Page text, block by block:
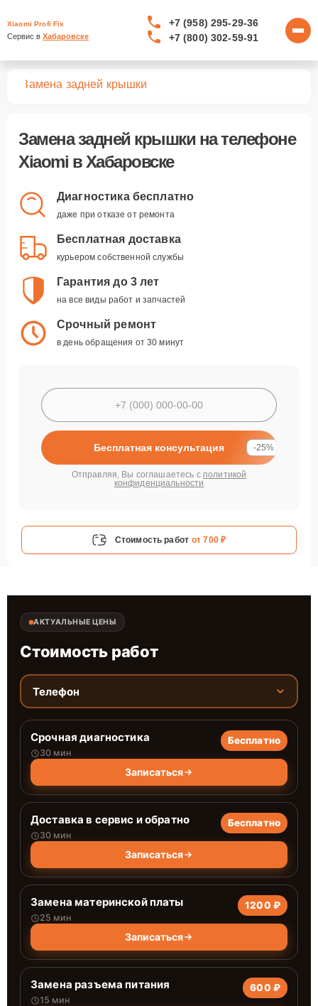
Xiaomi Profi Fix
Сервис в Хабаровске
+7 (958) 295-29-36
+7 (800) 302-59-91
Замена задней крышки
Замена задней крышки на телефоне
Xiaomi в Хабаровске
Диагностика бесплатно
даже при отказе от ремонта
Бесплатная доставка
курьером собственной службы
Гарантия до 3 лет
на все виды работ и запчастей
Срочный ремонт
в день обращения от 30 минут
Бесплатная консультация -25%
Отправляя, Вы соглашаетесь с политикой
конфиденциальности
Стоимость работ от 700 ₽
АКТУАЛЬНЫЕ ЦЕНЫ
Стоимость работ
Телефон
Срочная диагностика
30 мин
Бесплатно
Записаться
Доставка в сервис и обратно
30 мин
Бесплатно
Записаться
Замена материнской платы
25 мин
1200 ₽
Записаться
Замена разъема питания
15 мин
600 ₽